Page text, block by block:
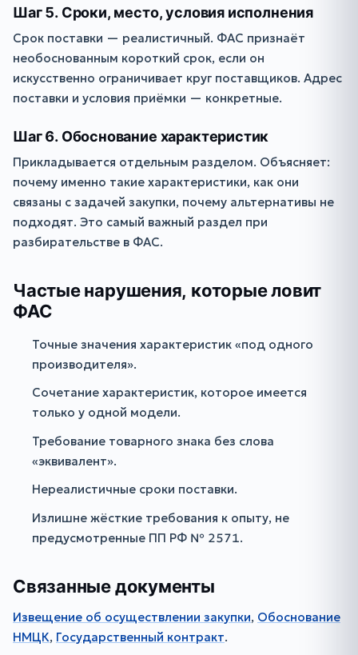
Шаг 5. Сроки, место, условия исполнения
Срок поставки — реалистичный. ФАС признаёт
необоснованным короткий срок, если он
искусственно ограничивает круг поставщиков. Адрес
поставки и условия приёмки — конкретные.
Шаг 6. Обоснование характеристик
Прикладывается отдельным разделом. Объясняет:
почему именно такие характеристики, как они
связаны с задачей закупки, почему альтернативы не
подходят. Это самый важный раздел при
разбирательстве в ФАС.
Частые нарушения, которые ловит
ФАС
Точные значения характеристик «под одного
производителя».
Сочетание характеристик, которое имеется
только у одной модели.
Требование товарного знака без слова
«эквивалент».
Нереалистичные сроки поставки.
Излишне жёсткие требования к опыту, не
предусмотренные ПП РФ № 2571.
Связанные документы
Извещение об осуществлении закупки, Обоснование
НМЦК, Государственный контракт.